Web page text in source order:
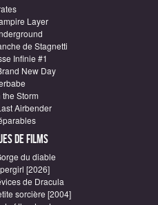
Layer
de Stagnetti
Infinie #1
New Day
Storm
Airbender
de Films
du diable
[2026]
de Dracula
sorcière [2004]